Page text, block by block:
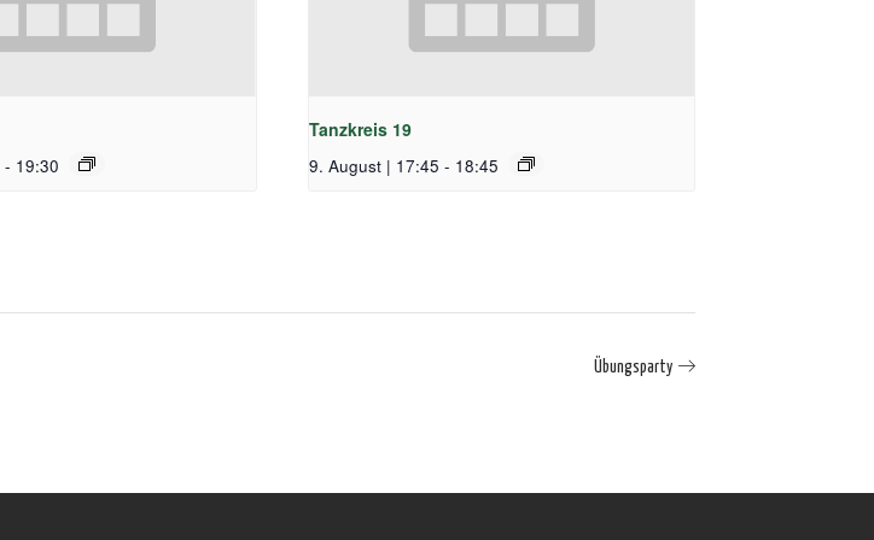
- 19:30
Tanzkreis 19
9. August | 17:45 - 18:45
Übungsparty